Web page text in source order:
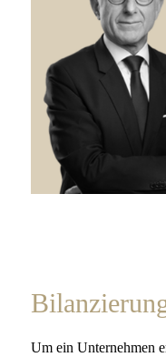
Um ein Unternehmen